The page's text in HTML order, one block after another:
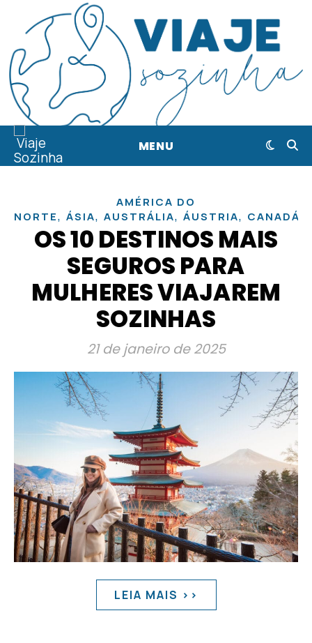
MENU
AMÉRICA DO
NORTE, ÁSIA, AUSTRÁLIA, ÁUSTRIA, CANADÁ
OS 10 DESTINOS MAIS
SEGUROS PARA
MULHERES VIAJAREM
SOZINHAS
21 de janeiro de 2025
LEIA MAIS >>